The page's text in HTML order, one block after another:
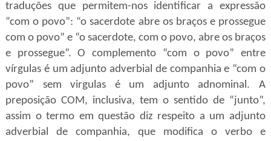
traduções que permitem-nos identificar a expressão
“com o povo”: “o sacerdote abre os braços e prossegue
com o povo” e “o sacerdote, com o povo, abre os braços
e prossegue”. O complemento “com o povo” entre
vírgulas é um adjunto adverbial de companhia e “com o
povo” sem virgulas é um adjunto adnominal. A
preposição COM, inclusiva, tem o sentido de “junto”,
assim o termo em questão diz respeito a um adjunto
adverbial de companhia, que modifica o verbo e